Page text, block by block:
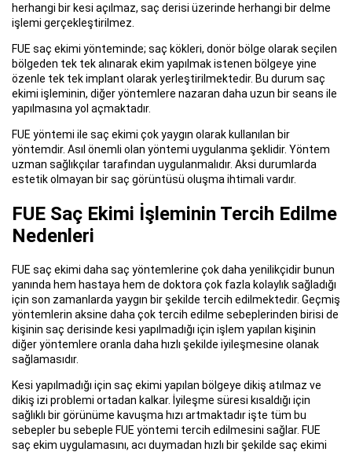
herhangi bir kesi açılmaz, saç derisi üzerinde herhangi bir delme
işlemi gerçekleştirilmez.
FUE saç ekimi yönteminde; saç kökleri, donör bölge olarak seçilen
bölgeden tek tek alınarak ekim yapılmak istenen bölgeye yine
özenle tek tek implant olarak yerleştirilmektedir. Bu durum saç
ekimi işleminin, diğer yöntemlere nazaran daha uzun bir seans ile
yapılmasına yol açmaktadır.
FUE yöntemi ile saç ekimi çok yaygın olarak kullanılan bir
yöntemdir. Asıl önemli olan yöntemi uygulanma şeklidir. Yöntem
uzman sağlıkçılar tarafından uygulanmalıdır. Aksi durumlarda
estetik olmayan bir saç görüntüsü oluşma ihtimali vardır.
FUE Saç Ekimi İşleminin Tercih Edilme
Nedenleri
FUE saç ekimi daha saç yöntemlerine çok daha yenilikçidir bunun
yanında hem hastaya hem de doktora çok fazla kolaylık sağladığı
için son zamanlarda yaygın bir şekilde tercih edilmektedir. Geçmiş
yöntemlerin aksine daha çok tercih edilme sebeplerinden birisi de
kişinin saç derisinde kesi yapılmadığı için işlem yapılan kişinin
diğer yöntemlere oranla daha hızlı şekilde iyileşmesine olanak
sağlamasıdır.
Kesi yapılmadığı için saç ekimi yapılan bölgeye dikiş atılmaz ve
dikiş izi problemi ortadan kalkar. İyileşme süresi kısaldığı için
sağlıklı bir görünüme kavuşma hızı artmaktadır işte tüm bu
sebepler bu sebeple FUE yöntemi tercih edilmesini sağlar. FUE
saç ekim uygulamasını, acı duymadan hızlı bir şekilde saç ekimi